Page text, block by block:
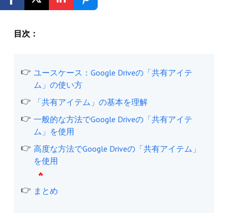
無料登録
目次：
ユースケース：Google Driveの「共有アイテ
ム」の使い方
「共有アイテム」の基本を理解
一般的な方法でGoogle Driveの「共有アイテ
ム」を使用
高度な方法でGoogle Driveの「共有アイテム」
を使用
まとめ